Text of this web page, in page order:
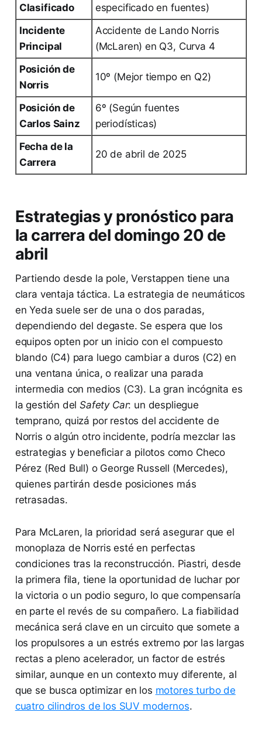
Clasificado
especificado en fuentes)
Incidente
Principal
Accidente de Lando Norris
(McLaren) en Q3, Curva 4
Posición de
Norris
10º (Mejor tiempo en Q2)
Posición de
Carlos Sainz
6º (Según fuentes
periodísticas)
Fecha de la
Carrera
20 de abril de 2025
Estrategias y pronóstico para
la carrera del domingo 20 de
abril
Partiendo desde la pole, Verstappen tiene una
clara ventaja táctica. La estrategia de neumáticos
en Yeda suele ser de una o dos paradas,
dependiendo del degaste. Se espera que los
equipos opten por un inicio con el compuesto
blando (C4) para luego cambiar a duros (C2) en
una ventana única, o realizar una parada
intermedia con medios (C3). La gran incógnita es
la gestión delSafety Car: un despliegue
temprano, quizá por restos del accidente de
Norris o algún otro incidente, podría mezclar las
estrategias y beneficiar a pilotos como Checo
Pérez (Red Bull) o George Russell (Mercedes),
quienes partirán desde posiciones más
retrasadas.
Para McLaren, la prioridad será asegurar que el
monoplaza de Norris esté en perfectas
condiciones tras la reconstrucción. Piastri, desde
la primera fila, tiene la oportunidad de luchar por
la victoria o un podio seguro, lo que compensaría
en parte el revés de su compañero. La fiabilidad
mecánica será clave en un circuito que somete a
los propulsores a un estrés extremo por las largas
rectas a pleno acelerador, un factor de estrés
similar, aunque en un contexto muy diferente, al
que se busca optimizar en los motores turbo de
cuatro cilindros de los SUV modernos.